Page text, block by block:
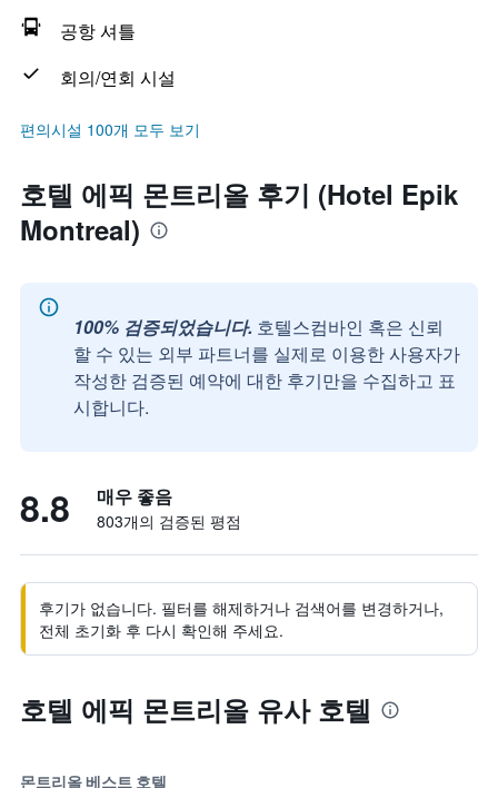
공항 셔틀
회의/연회 시설
편의시설 100개 모두 보기
호텔 에픽 몬트리올 후기 (Hotel Epik
Montreal)
100% 검증되었습니다. 호텔스컴바인 혹은 신뢰
할 수 있는 외부 파트너를 실제로 이용한 사용자가
작성한 검증된 예약에 대한 후기만을 수집하고 표
시합니다.
8.8 매우 좋음
803개의 검증된 평점
후기가 없습니다. 필터를 해제하거나 검색어를 변경하거나,
전체 초기화 후 다시 확인해 주세요.
호텔 에픽 몬트리올 유사 호텔
몬트리올 베스트 호텔